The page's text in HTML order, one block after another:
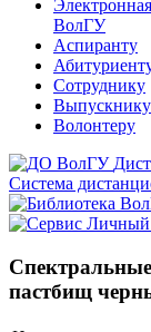
ВолГУ
Аспиранту
Сотруднику
Выпускнику
Волонтеру
Система
пастбищ